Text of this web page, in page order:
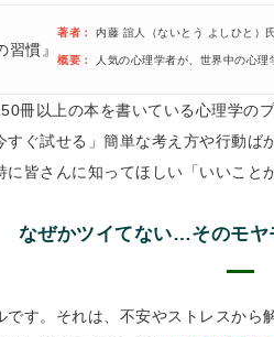
習慣』
著者： 内藤 誼人（ないとう よしひと）氏
概要： 人気の心理学者が、世界中の心
冊以上の本を書いている心理学の
ぐ試せる」簡単な考え方や行動ば
に皆さんに知ってほしい「いいこと
なぜかツイてない…そのモヤ
です。それは、不安やストレスから